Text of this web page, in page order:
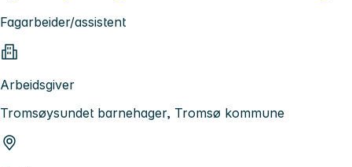
Fagarbeider/assistent
Arbeidsgiver
Tromsøysundet barnehager, Tromsø kommune